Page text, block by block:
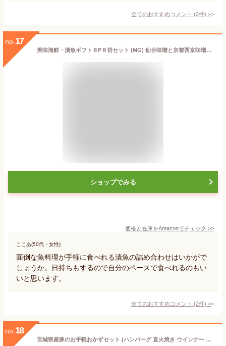
全てのおすすめコメント (2件) >
no. 17
美味海鮮・漬魚ギフト８P８切セット (MG) 仙台味噌と京都西京味噌と地酒粕のお徳用おすすめギフトです。【お中元ギフト・ご贈答用・ご自宅用に・お誕生日プレゼントにも！配送指定ＯＫ！】
ショップでみる
価格と在庫をAmazonでチェック >>
ここあ(50代・女性)
面倒な魚料理が手軽に食べれる漬魚の詰め合わせはいかがで
しょうか。日持ちもするので自分のペースで食べれるのもい
いと思います。
全てのおすすめコメント (2件) >
no. 18
宮城県産豚のお手軽おかずセット (ハンバーグ 直火焼き ウインナー やわらか角煮 赤豚カレー)【ギフト箱】 (詰合せ 内祝 冷凍惣菜 一人暮らし 仕送り 学生 お年寄り 簡単調理 ソーセージ 伊豆沼豚 誕生日プレゼント お土産 送料無料 東北 宮城県登米市 くんぺる)